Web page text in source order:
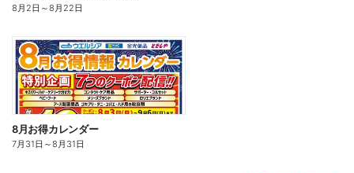
8月2日 ～8月22日
8月お得カレンダー
7月31日 ～8月31日